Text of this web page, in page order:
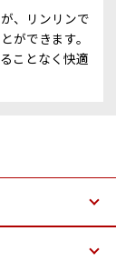
、リンリンで
ができます。
ことなく快適